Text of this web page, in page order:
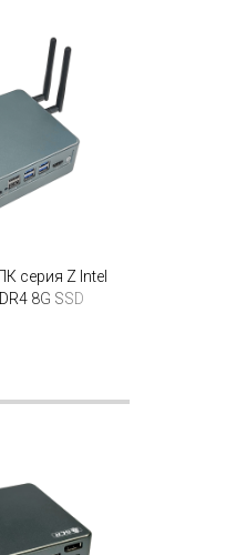
серия Z Intel
8G SSD